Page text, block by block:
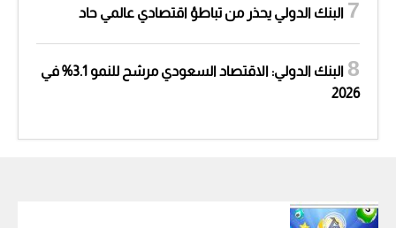
البنك الدولي يحذر من تباطؤ اقتصادي عالمي حاد
البنك الدولي: الاقتصاد السعودي مرشح للنمو 3.1% في
2026